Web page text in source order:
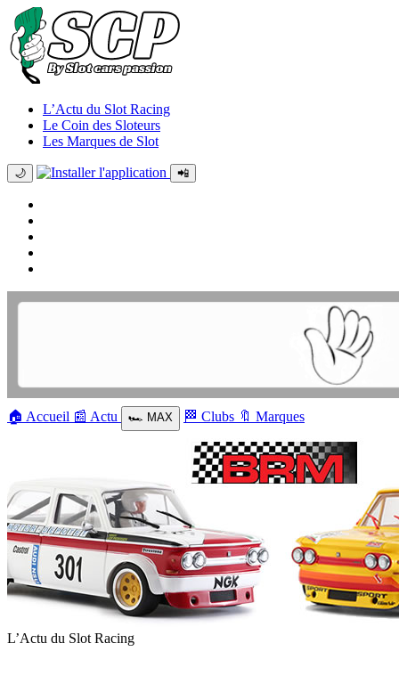
L’Actu du Slot Racing
Le Coin des Sloteurs
Les Marques de Slot
🌙 📲
🏠 Accueil 📰 Actu 🏎️ MAX 🏁 Clubs 🔖 Marques
L’Actu du Slot Racing